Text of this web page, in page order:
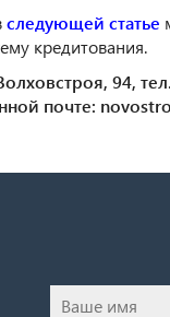
следующей статье
кредитования.
94,
почте: